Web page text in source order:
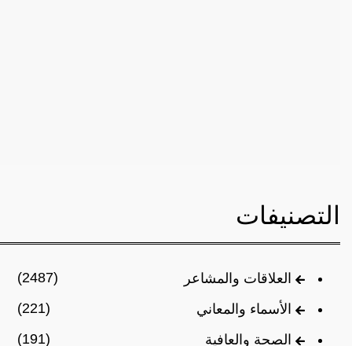
التصنيفات
العلاقات والمشاعر
(2487)
الأسماء والمعاني
(221)
الصحة والعافية
(191)